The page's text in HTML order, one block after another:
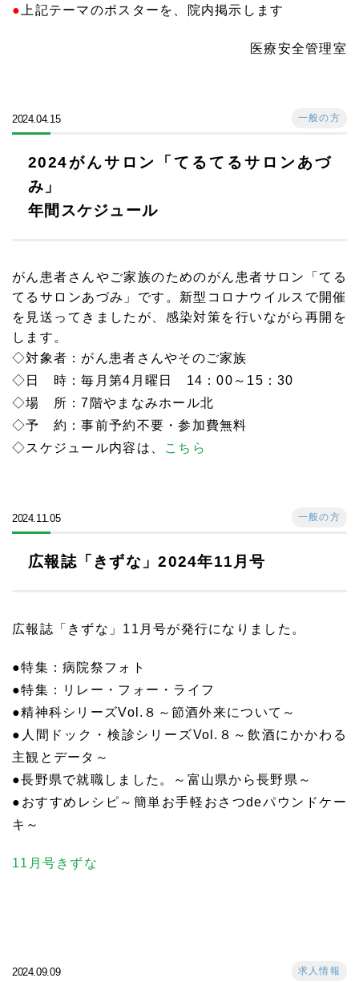
● 上記テーマのポスターを、院内掲示します
医療安全管理室
2024.04.15 一般の方
2024がんサロン「てるてるサロンあづ
み」
年間スケジュール
がん患者さんやご家族のためのがん患者サロン「てる
てるサロンあづみ」です。新型コロナウイルスで開催
を見送ってきましたが、感染対策を行いながら再開を
します。
◇対象者：がん患者さんやそのご家族
◇日 時：毎月第4月曜日 14：00～15：30
◇場 所：7階やまなみホール北
◇予 約：事前予約不要・参加費無料
◇スケジュール内容は、
こちら
2024.11.05 一般の方
広報誌「きずな」2024年11月号
広報誌「きずな」11月号が発行になりました。
●特集：病院祭フォト
●特集：リレー・フォー・ライフ
●精神科シリーズVol.８～節酒外来について～
●人間ドック・検診シリーズVol.８～飲酒にかかわる
主観とデータ～
●長野県で就職しました。～富山県から長野県～
●おすすめレシピ～簡単お手軽おさつdeパウンドケー
キ～
11月号きずな
2024.09.09 求人情報